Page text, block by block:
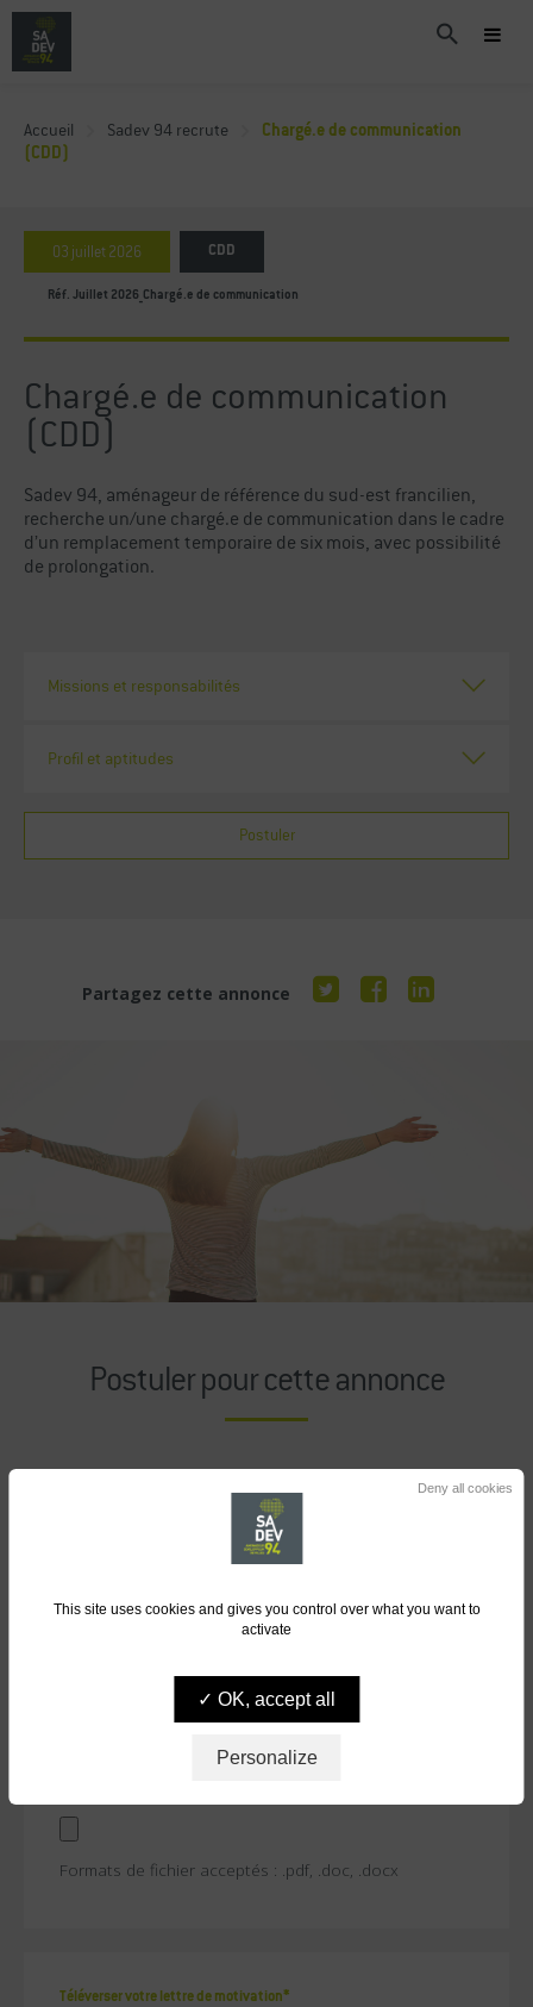
Accueil Sadev 94 recrute
Chargé.e de communication
(CDD)
03 juillet 2026 CDD
Réf. Juillet 2026_Chargé.e de communication
Chargé.e de communication
(CDD)
Sadev 94, aménageur de référence du sud-est francilien,
recherche un/une chargé.e de communication dans le cadre
d’un remplacement temporaire de six mois, avec possibilité
de prolongation.
Missions et responsabilités
Profil et aptitudes
Postuler
Partagez cette annonce
Postuler pour cette annonce
Formats de fichier acceptés : .pdf, .doc, .docx
Téléverser votre lettre de motivation*
This site uses cookies and gives you control over what you want to
activate
OK, accept all
Deny all cookies
Personalize